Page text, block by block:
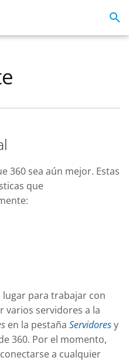
User Profile
Clients
Monitoring
Linked Emails
Coming Soon
SSO
SSL Certificate issues
FAQ
360 sea aún mejor. Estas
que
para trabajar con
varios servidores a la
en la pestaña Servidoresy
360. Por el momento,
a cualquier